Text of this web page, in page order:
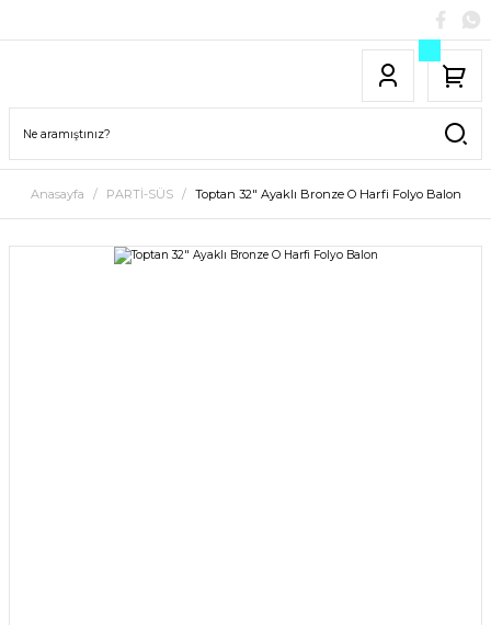
Anasayfa PARTİ-SÜS Toptan 32″ Ayaklı Bronze O Harfi Folyo Balon